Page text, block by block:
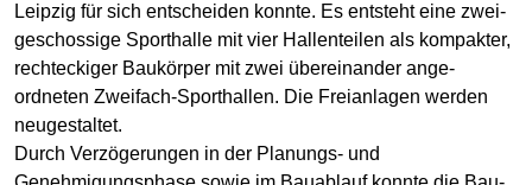
Leipzig für sich ent­scheiden konnte. Es entsteht eine zwei­
geschossige Sport­halle mit vier Hallen­teilen als kompakter,
recht­eckiger Bau­körper mit zwei über­ein­ander an­ge­
ordneten Zweifach-­Sport­hallen. Die Frei­anlagen werden
neu­gestaltet.
Durch Verzögerungen in der Planungs- und